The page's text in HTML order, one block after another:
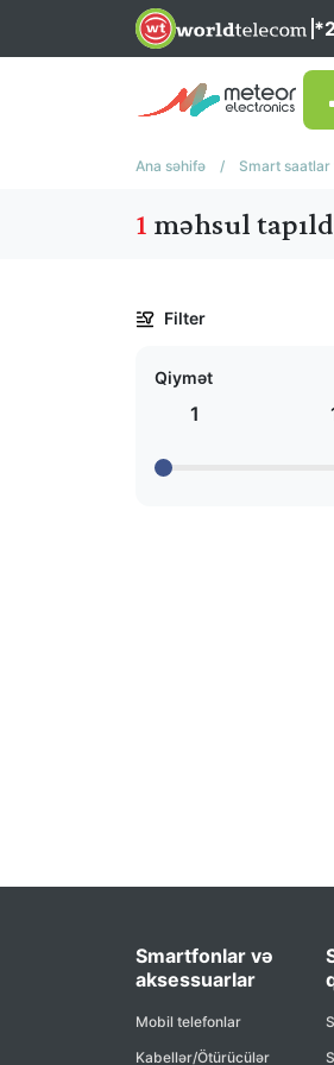
Ana səhifə / Smart saatlar
1 məhsul
Filter
Qiymət
1
Smartfonlar və
aksessuarlar
Mobil telefonlar
Kabellər/Ötürücülər